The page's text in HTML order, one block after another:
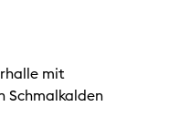
mit
Schmalkalden